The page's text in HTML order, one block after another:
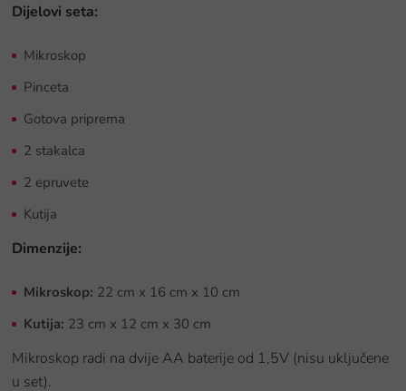
Dijelovi seta:
Mikroskop
Pinceta
Gotova priprema
2 stakalca
2 epruvete
Kutija
Dimenzije:
Mikroskop: 22 cm x 16 cm x 10 cm
Kutija: 23 cm x 12 cm x 30 cm
Mikroskop radi na dvije AA baterije od 1,5V (nisu uključene
u set).